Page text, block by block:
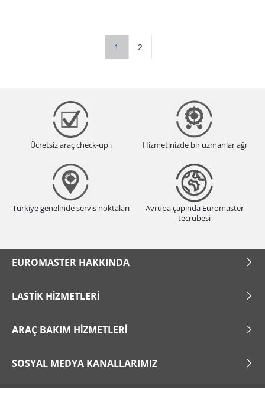
1 2
Ücretsiz araç check-up'ı Hizmetinizde bir uzmanlar ağı
Türkiye genelinde servis noktaları
Avrupa çapında Euromaster
tecrübesi
EUROMASTER HAKKINDA
LASTIK HIZMETLERI
ARAÇ BAKIM HIZMETLERI
SOSYAL MEDYA KANALLARIMIZ